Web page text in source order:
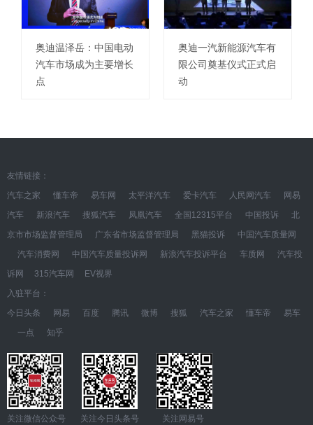
奥迪温泽岳：中国电动
汽车市场成为主要增长
点
奥迪一汽新能源汽车有
限公司奠基仪式正式启
动
友情链接：
汽车之家
懂车帝 易车网 太平洋汽车 爱卡汽车 人民网汽车
网易
汽车
新浪汽车 搜狐汽车 凤凰汽车 全国12315平台 中国投诉
北
京市市场监督管理局
广东省市场监督管理局 黑猫投诉
中国汽车质量网
汽车消费网
中国汽车质量投诉网 新浪汽车投诉平台 车质网
汽车投
诉网
315汽车网
EV视界
入驻平台：
今日头条
网易 百度 腾讯 微博 搜狐 汽车之家 懂车帝
易车
一点
知乎
关注微信公众号 关注今日头条号 关注网易号